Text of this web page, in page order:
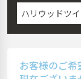
ハリウッドツ
お客様のご